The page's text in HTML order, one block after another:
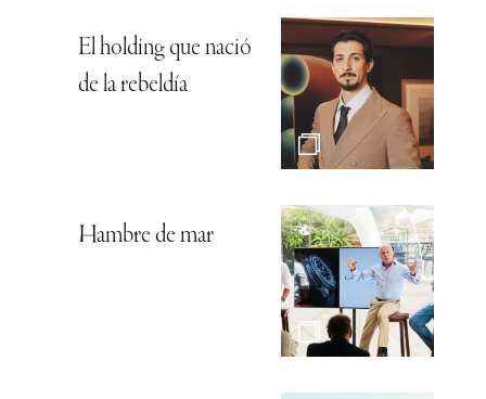
El holding que nació
de la rebeldía
Hambre de mar